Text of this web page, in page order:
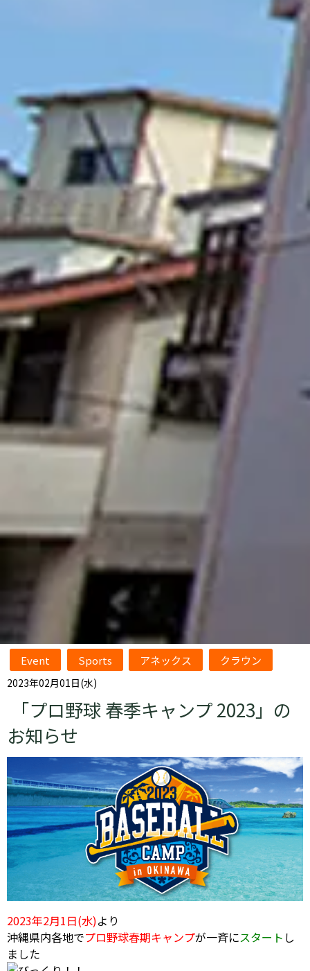
Event Sports アネックス クラウン
2023年02月01日(水)
「プロ野球 春季キャンプ 2023」の
お知らせ
2023年2月1日(水)より
沖縄県内各地でプロ野球春期キャンプが一斉にスタート し
ました